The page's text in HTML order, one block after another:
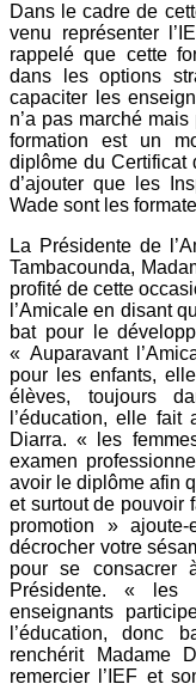
Dans le cadre de
venu représenter
rappelé que cette
dans les options
capaciter les
n’a pas marché
formation est un
diplôme du Certificat
d’ajouter que les
Wade sont les
La Présidente de
Tambacounda,
profité de cette
l’Amicale en disant
bat pour le
« Auparavant
pour les enfants,
élèves, toujours
l’éducation, elle
Diarra. « les
examen
avoir le diplôme afin
et surtout de pouvoir
promotion »
décrocher votre
pour se consacrer
Présidente. « les
enseignants
l’éducation, donc
renchérit Madame
remercier l’IEF et